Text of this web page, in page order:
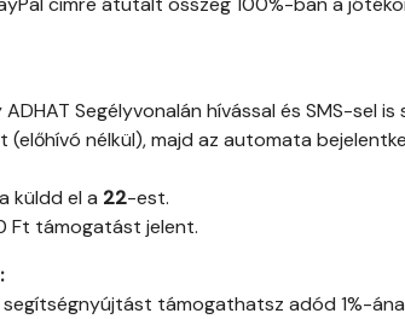
Segélyvonalán hívással és SMS-sel is
nélkül), majd az automata
küldd el a 22-est.
Ft támogatást jelent.
támogathatsz adód 1%-